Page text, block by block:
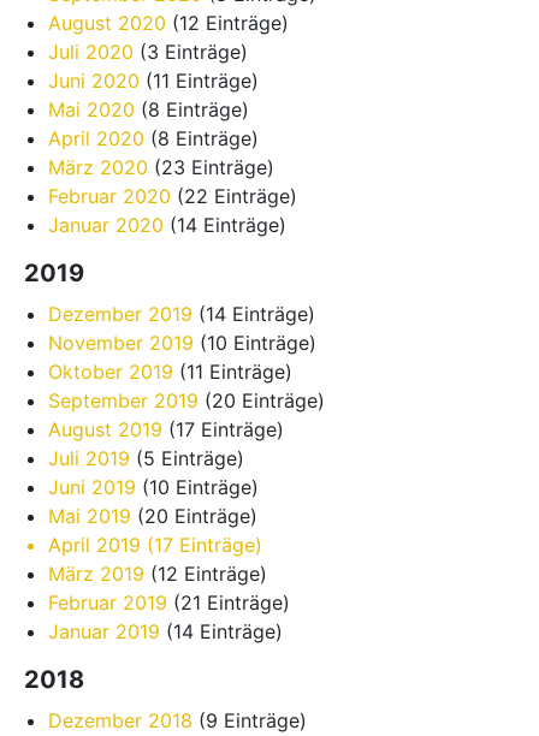
August 2020 (12 Einträge)
Juli 2020 (3 Einträge)
Juni 2020 (11 Einträge)
Mai 2020 (8 Einträge)
April 2020 (8 Einträge)
März 2020 (23 Einträge)
Februar 2020 (22 Einträge)
Januar 2020 (14 Einträge)
2019
Dezember 2019 (14 Einträge)
November 2019 (10 Einträge)
Oktober 2019 (11 Einträge)
September 2019 (20 Einträge)
August 2019 (17 Einträge)
Juli 2019 (5 Einträge)
Juni 2019 (10 Einträge)
Mai 2019 (20 Einträge)
April 2019 (17 Einträge)
März 2019 (12 Einträge)
Februar 2019 (21 Einträge)
Januar 2019 (14 Einträge)
2018
Dezember 2018 (9 Einträge)